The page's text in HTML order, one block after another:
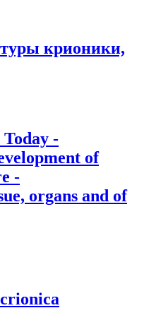
крионики,
-
of
-
organs and of